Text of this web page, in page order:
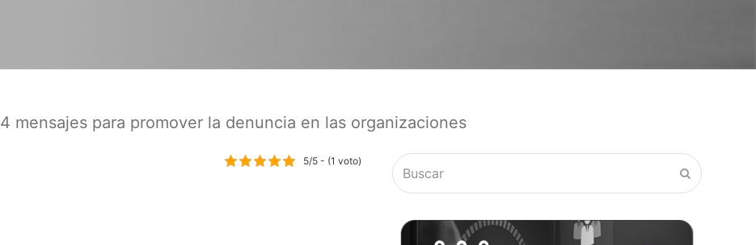
4 mensajes para promover la denuncia en las organizaciones
5/5 - (1 voto) Buscar